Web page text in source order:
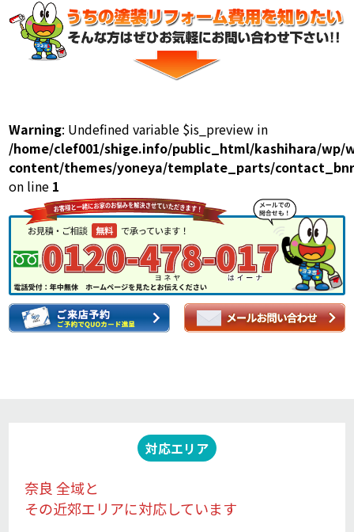
Warning: Undefined variable $is_preview in
/home/clef001/shige.info/public_html/kashihara/wp/
content/themes/yoneya/template_parts/
on line 1
対応エリア
奈良 全域と
その近郊エリアに対応しています